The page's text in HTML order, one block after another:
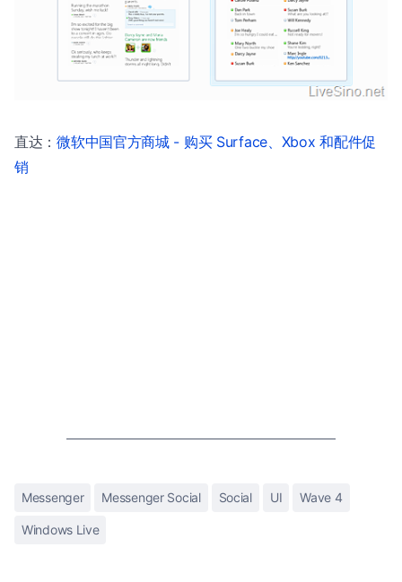
直达：微软中国官方商城 - 购买 Surface、Xbox 和配件促
销
Messenger Messenger Social Social UI Wave 4
Windows Live